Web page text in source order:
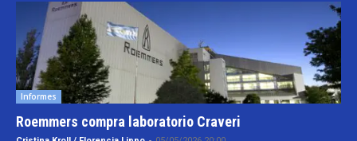
Informes
Roemmers compra laboratorio Craveri